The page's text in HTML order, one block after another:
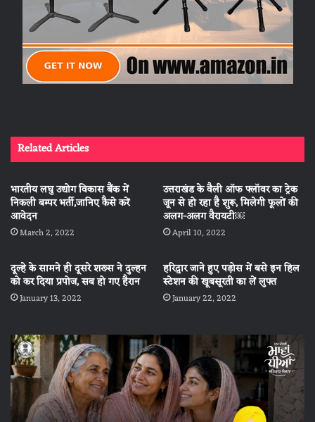
Related Articles
भारतीय लघु उद्योग विकास बैंक में
निकली बम्पर भर्ती,जानिए कैसे करें
आवेदन
March 2, 2022
उत्तराखंड के वैली ऑफ फ्लॉवर का ट्रेक
जून से हो रहा है शुरू, मिलेगी फूलों की
अलग-अलग वैरायटी￼
April 10, 2022
दूल्हे के सामने ही दूसरे शख्स ने दुल्हन
को कर दिया प्रपोज, सब हो गए हैरान
January 13, 2022
हरिद्वार जाने हुए पड़ोस में बसे इन हिल
स्टेशन की खूबसूरती का लें लुफ्त
January 22, 2022